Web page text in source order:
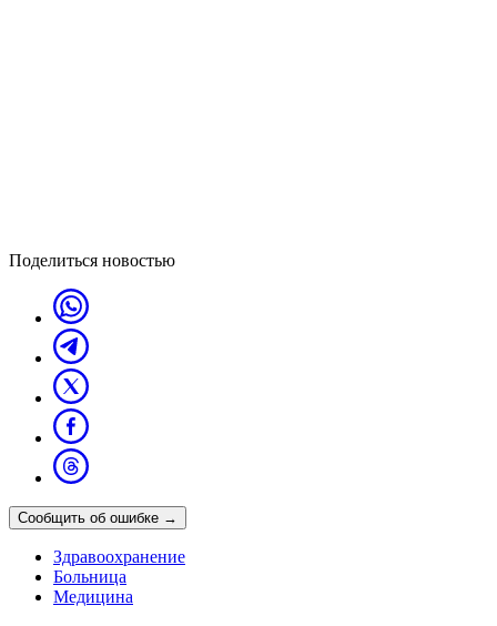
Поделиться новостью
Сообщить об ошибке →
Здравоохранение
Больница
Медицина